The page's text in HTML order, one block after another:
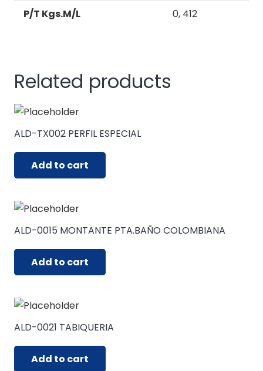
P/T Kgs.M/L 0, 412
Related products
ALD-TX002 PERFIL ESPECIAL
Add to cart
ALD-0015 MONTANTE PTA.BAÑO COLOMBIANA
Add to cart
ALD-0021 TABIQUERIA
Add to cart